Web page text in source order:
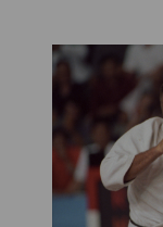
Adatbank